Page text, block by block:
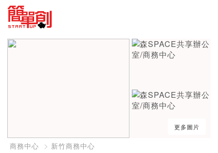
更多圖片
商務中心 新竹商務中心